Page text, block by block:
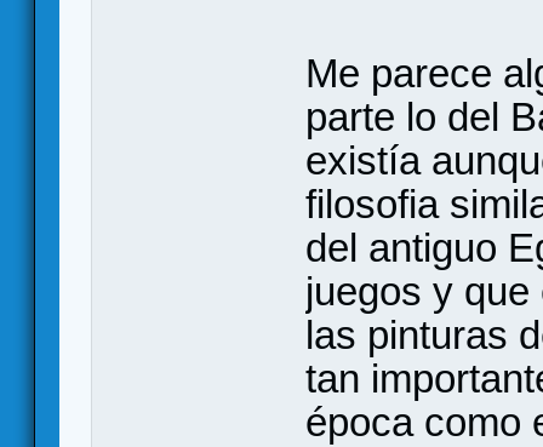
Me parece
parte lo del
existía
filosofia
del antiguo
juegos y
las pinturas
tan
época como